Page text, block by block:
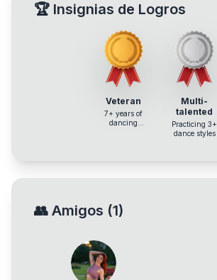
🏆 Insignias de Logros
Veteran
7+ years of
dancing
Multi-
talented
Practicing 3+
dance styles
👥 Amigos (1)